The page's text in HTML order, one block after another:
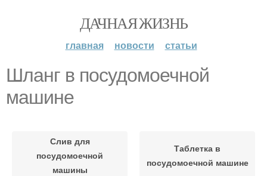
ДАЧНАЯ ЖИЗНЬ
главная новости статьи
Шланг в посудомоечной
машине
Слив для
посудомоечной
машины
Таблетка в
посудомоечной машине